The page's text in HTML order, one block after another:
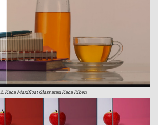
2. Kaca Maxifloat Glass atau Kaca Riben